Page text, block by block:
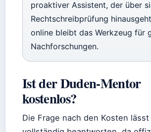
proaktiver Assistent, der über
Rechtschreibprüfung
online bleibt das Werkzeug für
Nachforschungen.
Ist der Duden-Mentor
kostenlos?
Die Frage nach den Kosten